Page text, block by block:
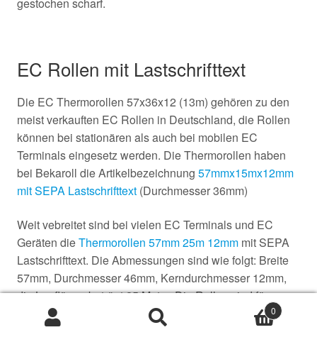
gestochen scharf.
EC Rollen mit Lastschrifttext
Die EC Thermorollen 57x36x12 (13m) gehören zu den
meist verkauften EC Rollen in Deutschland, die Rollen
können bei stationären als auch bei mobilen EC
Terminals eingesetz werden. Die Thermorollen haben
bei Bekaroll die Artikelbezeichnung 57mmx15mx12mm
mit SEPA Lastschrifttext (Durchmesser 36mm)
Weit vebreitet sind bei vielen EC Terminals und EC
Geräten dieThermorollen 57mm 25m 12mm mit SEPA
Lastschrifttext. Die Abmessungen sind wie folgt: Breite
57mm, Durchmesser 46mm, Kerndurchmesser 12mm,
die Lauflänge beträgt 25 Meter. Die Rollen sind für
follgende Geräte geeignet; Thales, Telecash, Ingenico,
Verifone ,Trintech Elme, Krone, REA Card und B+S
0